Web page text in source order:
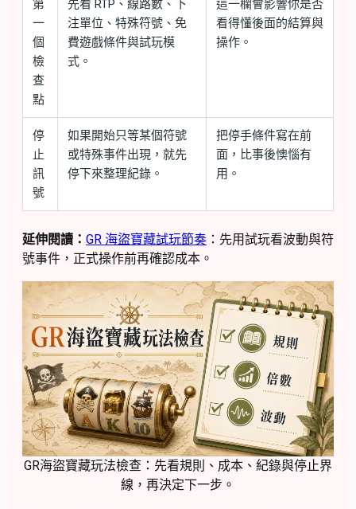
第
一
個
檢
查
點
先看 RTP、線路數、下
注單位、特殊符號、免
費遊戲條件與試玩模
式。
這一欄會影響你是否
看得懂後面的結算與
操作。
停
止
訊
號
如果開始只等某個符號
或特殊事件出現，就先
停下來整理紀錄。
把停手條件寫在前
面，比事後懊惱有
用。
延伸閱讀： GR 海盜寶藏試玩節奏 ：先用試玩看波動與符
號事件，正式操作前再確認成本。
GR海盜寶藏玩法檢查：先看規則、成本、紀錄與停止界
線，再決定下一步。